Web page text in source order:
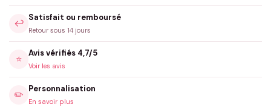
↩️
Satisfait ou remboursé
Retour sous 14 jours
⭐
Avis vérifiés 4,7/5
Voir les avis
✏️
Personnalisation
En savoir plus